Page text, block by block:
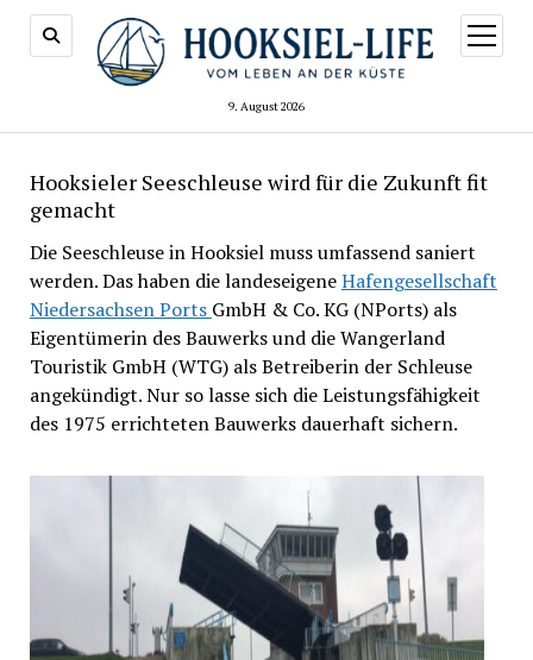
9. August 2026
Menü
öffnen
Hooksieler Seeschleuse wird für die Zukunft fit
gemacht
Die Seeschleuse in Hooksiel muss umfassend saniert
werden. Das haben die landeseigeneHafengesellschaft
Niedersachsen Ports GmbH & Co. KG (NPorts) als
Eigentümerin des Bauwerks und die Wangerland
Touristik GmbH (WTG) als Betreiberin der Schleuse
angekündigt. Nur so lasse sich die Leistungsfähigkeit
des 1975 errichteten Bauwerks dauerhaft sichern.